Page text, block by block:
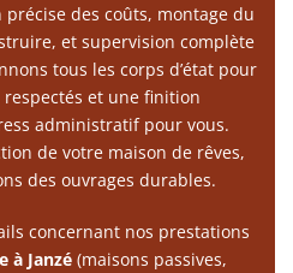
des coûts, montage du
et supervision complète
tous les corps d’état pour
et une finition
administratif pour vous.
de votre maison de rêves,
des ouvrages durables.
concernant nos prestations
à Janzé(maisons passives,